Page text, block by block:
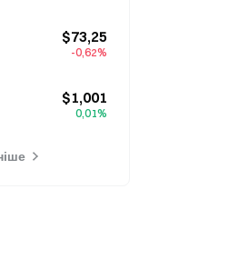
$73,25
-0,62%
$1,001
0,01%